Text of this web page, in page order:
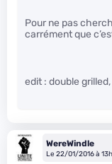
Pour ne pas
carrément que
edit : double
WereWindle
Le 22/01/2016 à